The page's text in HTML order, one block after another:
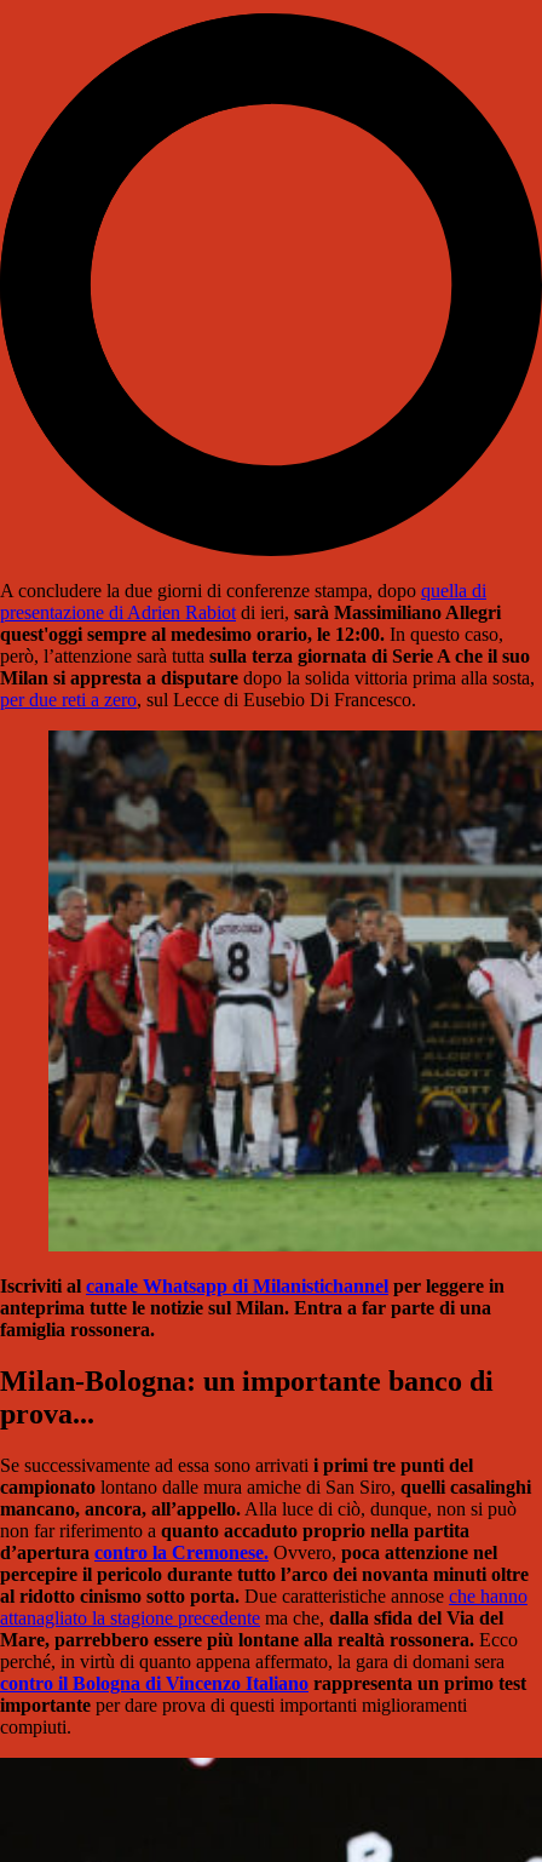
A concludere la due giorni di conferenze stampa, dopo quella di
presentazione di Adrien Rabiotdi ieri, sarà Massimiliano Allegri
quest'oggi sempre al medesimo orario, le 12:00. In questo caso,
però, l’attenzione sarà tutta sulla terza giornata di Serie A che il suo
Milan si appresta a disputare dopo la solida vittoria prima alla sosta,
per due reti a zero, sul Lecce di Eusebio Di Francesco.
Iscriviti al canale Whatsapp di Milanistichannel per leggere in
anteprima tutte le notizie sul Milan. Entra a far parte di una
famiglia rossonera.
Milan-Bologna: un importante banco di
prova...
Se successivamente ad essa sono arrivati i primi tre punti del
campionato lontano dalle mura amiche di San Siro, quelli casalinghi
mancano, ancora, all’appello. Alla luce di ciò, dunque, non si può
non far riferimento a quanto accaduto proprio nella partita
d’apertura contro la Cremonese. Ovvero, poca attenzione nel
percepire il pericolo durante tutto l’arco dei novanta minuti oltre
al ridotto cinismo sotto porta. Due caratteristiche annose che hanno
attanagliato la stagione precedente ma che, dalla sfida del Via del
Mare, parrebbero essere più lontane alla realtà rossonera. Ecco
perché, in virtù di quanto appena affermato, la gara di domani sera
contro il Bologna di Vincenzo Italiano rappresenta un primo test
importante per dare prova di questi importanti miglioramenti
compiuti.